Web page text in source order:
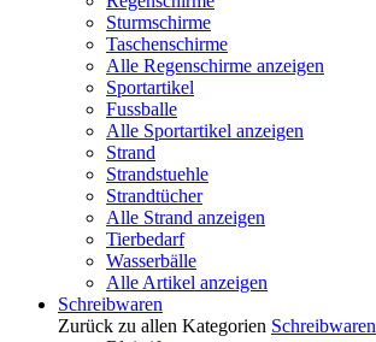
Sturmschirme
Taschenschirme
Alle Regenschirme anzeigen
Sportartikel
Fussballe
Alle Sportartikel anzeigen
Strand
Strandstuehle
Strandtücher
Alle Strand anzeigen
Tierbedarf
Wasserbälle
Alle Artikel anzeigen
Schreibwaren
Zurück zu allen Kategorien Schreibwaren